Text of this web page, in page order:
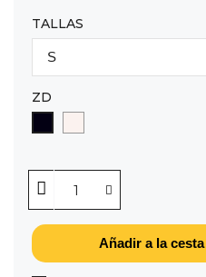
TALLAS
ZD
Añadir a la cesta